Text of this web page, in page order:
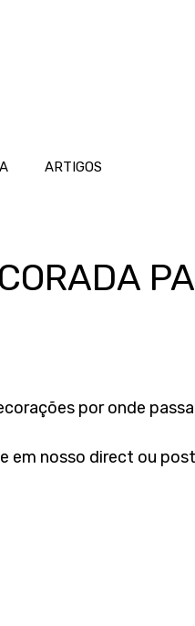
ARTIGOS
por onde
em nosso direct ou